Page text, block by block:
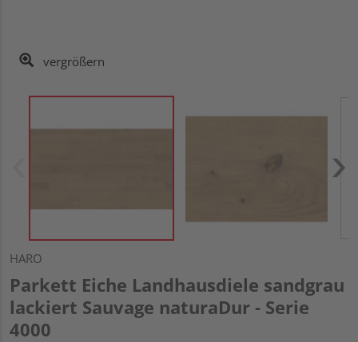
vergrößern
HARO
Parkett Eiche Landhausdiele sandgrau
lackiert Sauvage naturaDur - Serie
4000